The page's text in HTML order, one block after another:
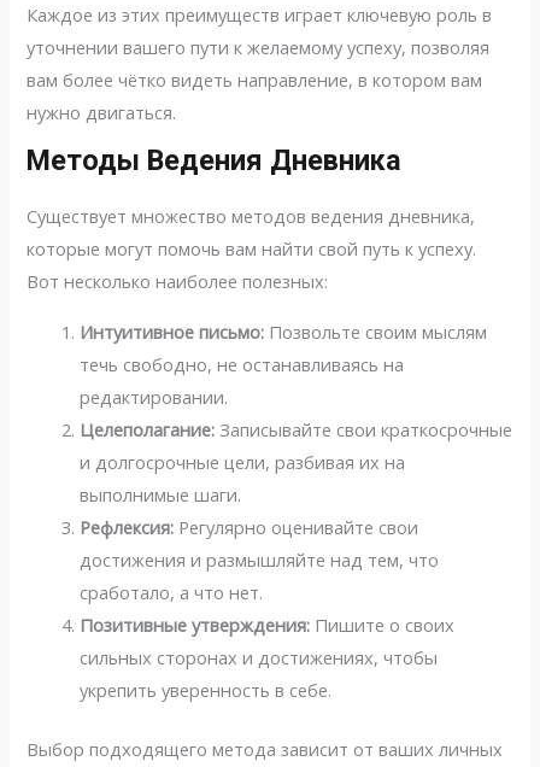
Каждое из этих преимуществ играет ключевую роль в
уточнении вашего пути к желаемому успеху, позволяя
вам более чётко видеть направление, в котором вам
нужно двигаться.
Методы Ведения Дневника
Существует множество методов ведения дневника,
которые могут помочь вам найти свой путь к успеху.
Вот несколько наиболее полезных:
Интуитивное письмо: Позвольте своим мыслям
течь свободно, не останавливаясь на
редактировании.
Целеполагание: Записывайте свои краткосрочные
и долгосрочные цели, разбивая их на
выполнимые шаги.
Рефлексия: Регулярно оценивайте свои
достижения и размышляйте над тем, что
сработало, а что нет.
Позитивные утверждения: Пишите о своих
сильных сторонах и достижениях, чтобы
укрепить уверенность в себе.
Выбор подходящего метода зависит от ваших личных